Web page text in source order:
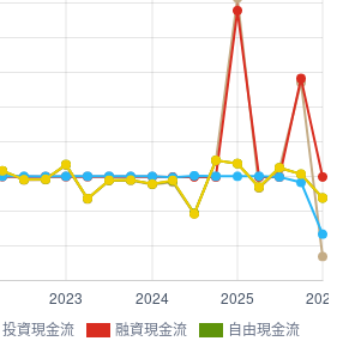
投資現金流 融資現金流
自由現金流